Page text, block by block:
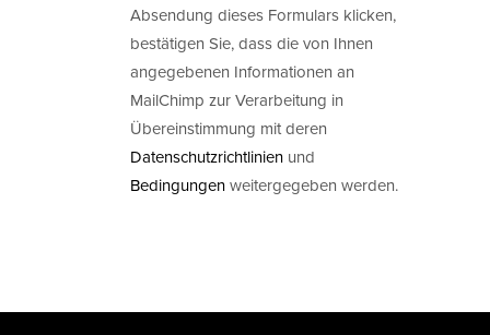
Absendung dieses Formulars klicken,
bestätigen Sie, dass die von Ihnen
angegebenen Informationen an
MailChimp zur Verarbeitung in
Übereinstimmung mit deren
Datenschutzrichtlinien und
Bedingungenweitergegeben werden.